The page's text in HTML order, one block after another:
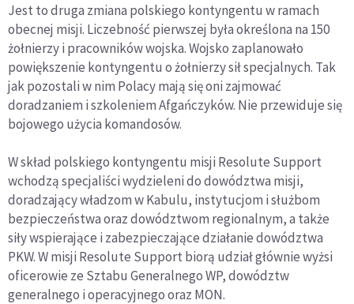
Jest to druga zmiana polskiego kontyngentu w ramach
obecnej misji. Liczebność pierwszej była określona na 150
żołnierzy i pracowników wojska. Wojsko zaplanowało
powiększenie kontyngentu o żołnierzy sił specjalnych. Tak
jak pozostali w nim Polacy mają się oni zajmować
doradzaniem i szkoleniem Afgańczyków. Nie przewiduje się
bojowego użycia komandosów.
W skład polskiego kontyngentu misji Resolute Support
wchodzą specjaliści wydzieleni do dowództwa misji,
doradzający władzom w Kabulu, instytucjom i służbom
bezpieczeństwa oraz dowództwom regionalnym, a także
siły wspierające i zabezpieczające działanie dowództwa
PKW. W misji Resolute Support biorą udział głównie wyżsi
oficerowie ze Sztabu Generalnego WP, dowództw
generalnego i operacyjnego oraz MON.